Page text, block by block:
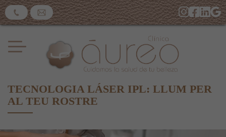
TECNOLOGIA LÁSER IPL: LLUM PER
AL TEU ROSTRE